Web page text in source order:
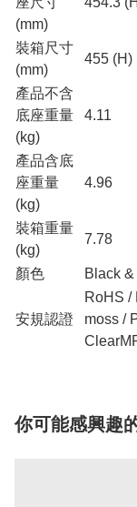
(mm)
裝箱尺寸
(mm)
455 (H)
產品不含
底座重量
(kg)
4.11
產品含底
座重量
(kg)
4.96
裝箱重量
(kg)
7.78
顏色 Black &
安規認證
RoHS /
moss /
你可能感興趣